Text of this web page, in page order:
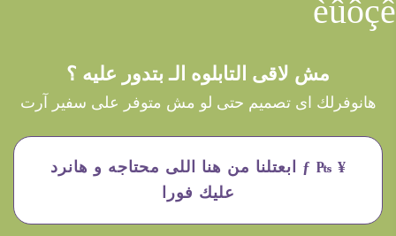
èûôçê
مش لاقى التابلوه الـ بتدور عليه ؟
هانوفرلك اى تصميم حتى لو مش متوفر على سفير آرت
¥ ₧ ƒ ابعتلنا من هنا اللى محتاجه و هانرد
عليك فورا